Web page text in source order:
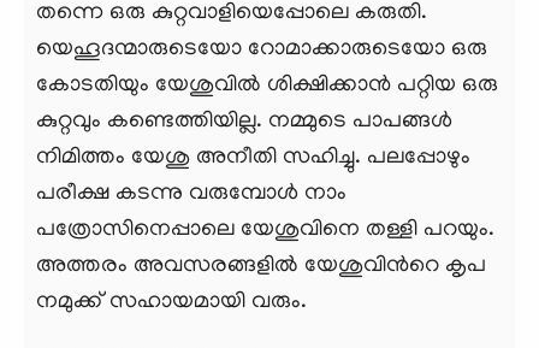
തന്നെ ഒരു കുറ്റവാളിയെപ്പോലെ കരുതി.
യെഹൂദന്മാരുടെയോ റോമാക്കാരുടെയോ ഒരു
കോടതിയും യേശുവില്‍ ശിക്ഷിക്കാന്‍ പറ്റിയ ഒരു
കുറ്റവും കണ്ടെത്തിയില്ല. നമ്മുടെ പാപങ്ങള്‍
നിമിത്തം യേശു അനീതി സഹിച്ചു. പലപ്പോഴും
പരീക്ഷ കടന്നു വരുമ്പോള്‍ നാം
പത്രോസിനെപ്പാലെ യേശുവിനെ തള്ളി പറയും.
അത്തരം അവസരങ്ങളില്‍ യേശുവിന്‍റെ കൃപ
നമുക്ക് സഹായമായി വരും.